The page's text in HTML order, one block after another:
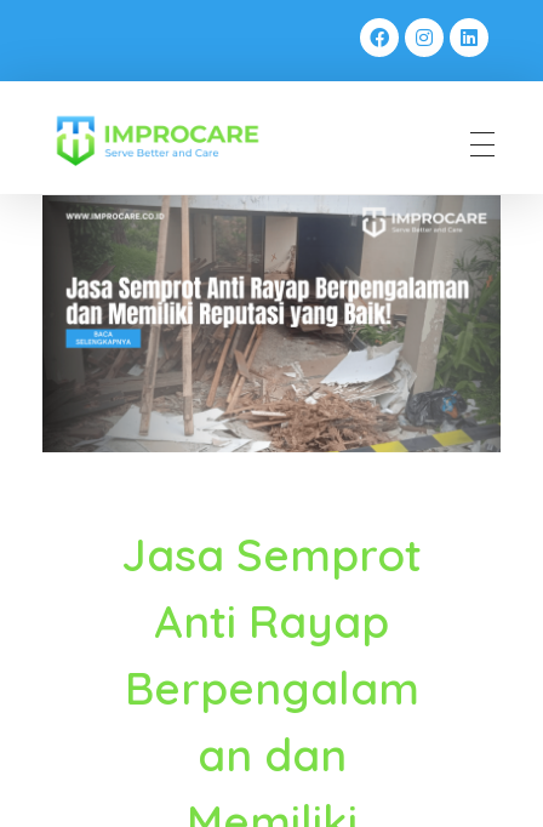
Jasa Semprot
Anti Rayap
Berpengalam
an dan